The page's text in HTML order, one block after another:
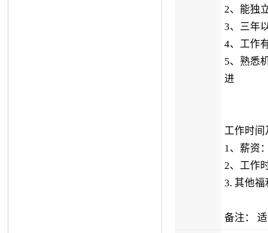
2、能独
3、三年
4、工作
5、熟悉
进
工作时间
1、薪资
2、工作
3. 其他
备注：